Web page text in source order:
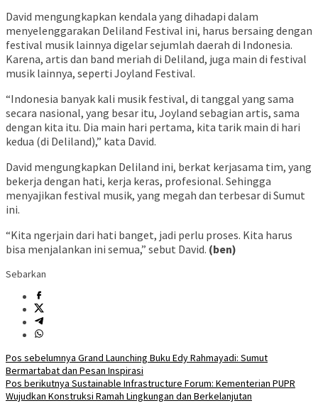
David mengungkapkan kendala yang dihadapi dalam
menyelenggarakan Deliland Festival ini, harus bersaing dengan
festival musik lainnya digelar sejumlah daerah di Indonesia.
Karena, artis dan band meriah di Deliland, juga main di festival
musik lainnya, seperti Joyland Festival.
“Indonesia banyak kali musik festival, di tanggal yang sama
secara nasional, yang besar itu, Joyland sebagian artis, sama
dengan kita itu. Dia main hari pertama, kita tarik main di hari
kedua (di Deliland),” kata David.
David mengungkapkan Deliland ini, berkat kerjasama tim, yang
bekerja dengan hati, kerja keras, profesional. Sehingga
menyajikan festival musik, yang megah dan terbesar di Sumut
ini.
“Kita ngerjain dari hati banget, jadi perlu proses. Kita harus
bisa menjalankan ini semua,” sebut David. (ben)
Sebarkan
Navigasi
pos
Pos sebelumnya Grand Launching Buku Edy Rahmayadi: Sumut
Bermartabat dan Pesan Inspirasi
Pos berikutnya Sustainable Infrastructure Forum: Kementerian PUPR
Wujudkan Konstruksi Ramah Lingkungan dan Berkelanjutan